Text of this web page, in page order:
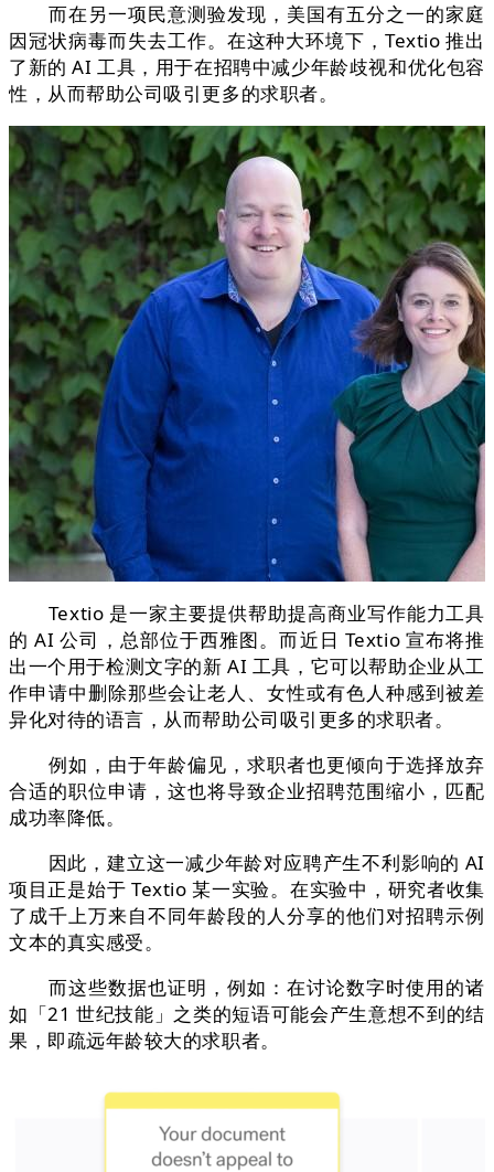
而在另一项民意测验发现，美国有五分之一的家庭
因冠状病毒而失去工作。在这种大环境下，Textio 推出
了新的 AI 工具，用于在招聘中减少年龄歧视和优化包容
性，从而帮助公司吸引更多的求职者。
Textio 是一家主要提供帮助提高商业写作能力工具
的 AI 公司，总部位于西雅图。而近日 Textio 宣布将推
出一个用于检测文字的新 AI 工具，它可以帮助企业从工
作申请中删除那些会让老人、女性或有色人种感到被差
异化对待的语言，从而帮助公司吸引更多的求职者。
例如，由于年龄偏见，求职者也更倾向于选择放弃
合适的职位申请，这也将导致企业招聘范围缩小，匹配
成功率降低。
因此，建立这一减少年龄对应聘产生不利影响的 AI
项目正是始于 Textio 某一实验。在实验中，研究者收集
了成千上万来自不同年龄段的人分享的他们对招聘示例
文本的真实感受。
而这些数据也证明，例如：在讨论数字时使用的诸
如「21 世纪技能」之类的短语可能会产生意想不到的结
果，即疏远年龄较大的求职者。